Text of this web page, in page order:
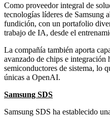
Como proveedor integral de
tecnologías líderes de Samsung
fundición, con un portafolio
trabajo de IA, desde el
La compañía también aporta
avanzado de chips e integración
semiconductores de sistema, lo
únicas a OpenAI.
Samsung SDS
Samsung SDS ha establecido